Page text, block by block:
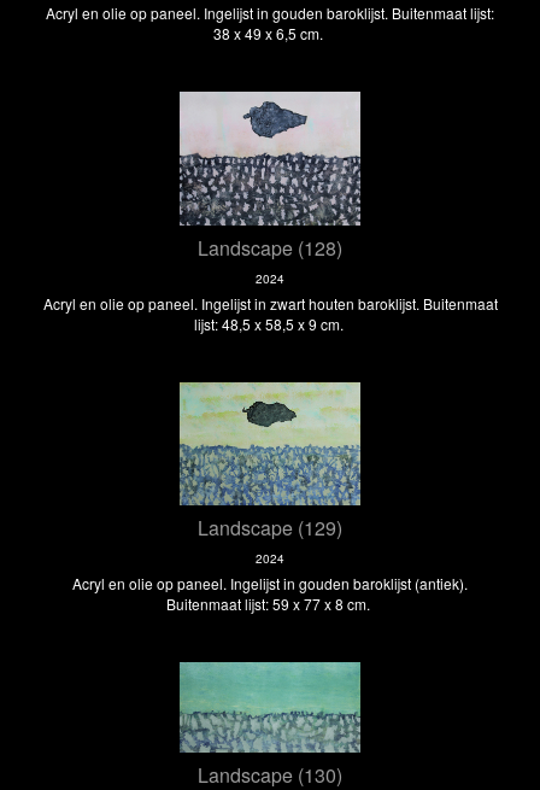
Acryl en olie op paneel. Ingelijst in gouden baroklijst. Buitenmaat lijst:
38 x 49 x 6,5 cm.
Landscape (128)
2024
Acryl en olie op paneel. Ingelijst in zwart houten baroklijst. Buitenmaat
lijst: 48,5 x 58,5 x 9 cm.
Landscape (129)
2024
Acryl en olie op paneel. Ingelijst in gouden baroklijst (antiek).
Buitenmaat lijst: 59 x 77 x 8 cm.
Landscape (130)